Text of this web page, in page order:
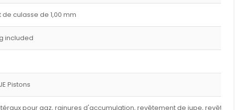
culasse de 1,00 mm
included
Pistons
pour gaz, rainures d'accumulation, revêtement de jupe, revêtement